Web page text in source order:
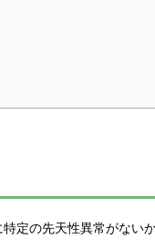
定の先天性異常がない